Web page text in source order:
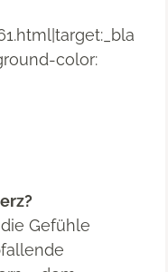
color:
Gefühle